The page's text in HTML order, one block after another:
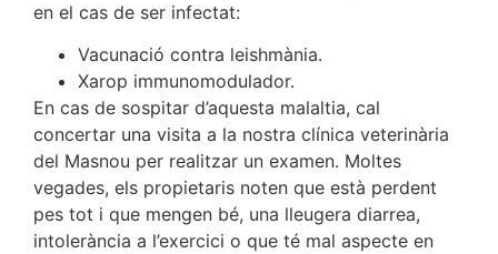
en el cas de ser infectat:
Vacunació contra leishmània.
Xarop immunomodulador.
En cas de sospitar d’aquesta malaltia, cal
concertar una visita a la nostra clínica veterinària
del Masnou per realitzar un examen. Moltes
vegades, els propietaris noten que està perdent
pes tot i que mengen bé, una lleugera diarrea,
intolerància a l’exercici o que té mal aspecte en